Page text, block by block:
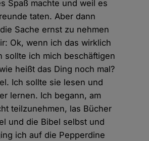
Spaß machte und weil es
taten. Aber dann
Sache ernst zu nehmen
Ok, wenn ich das wirklich
sollte ich mich beschäftigen
heißt das Ding noch mal?
Ich sollte sie lesen und
lernen. Ich begann, am
teilzunehmen, las Bücher
und die Bibel selbst und
ich auf die Pepperdine